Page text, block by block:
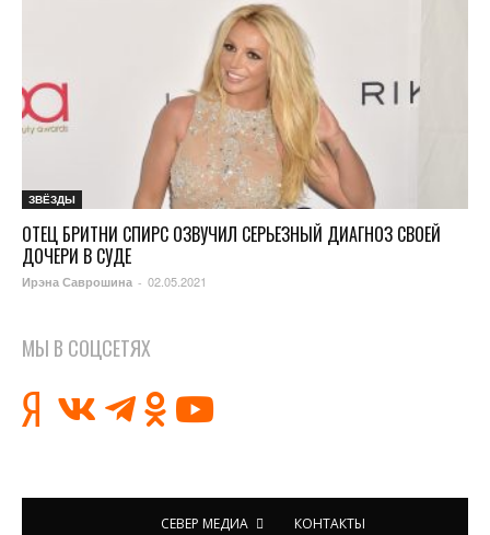
ЗВЁЗДЫ
ОТЕЦ БРИТНИ СПИРС ОЗВУЧИЛ СЕРЬЕЗНЫЙ ДИАГНОЗ СВОЕЙ
ДОЧЕРИ В СУДЕ
Ирэна Саврошина - 02.05.2021
МЫ В СОЦСЕТЯХ
СЕВЕР МЕДИА КОНТАКТЫ